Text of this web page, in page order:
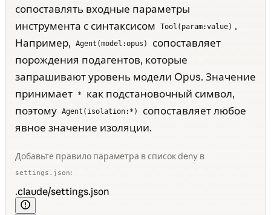
сопоставлять входные параметры
инструмента с синтаксисом
Tool(param:value) .
Например,
Agent(model:opus)
сопоставляет
порождения подагентов, которые
запрашивают уровень модели Opus. Значение
принимает
*
как подстановочный символ,
поэтому Agent(isolation:*)
сопоставляет любое
явное значение изоляции.
Добавьте правило параметра в список deny в
settings.json:
.claude/settings.json